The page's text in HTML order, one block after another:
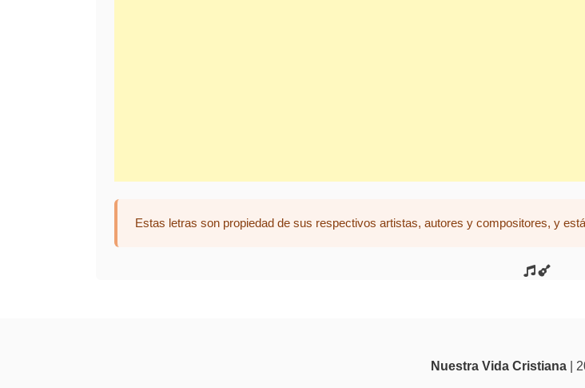
Estas letras son propiedad de sus respectivos artistas, autores y compositores, y
Nuestra Vida Cristiana|